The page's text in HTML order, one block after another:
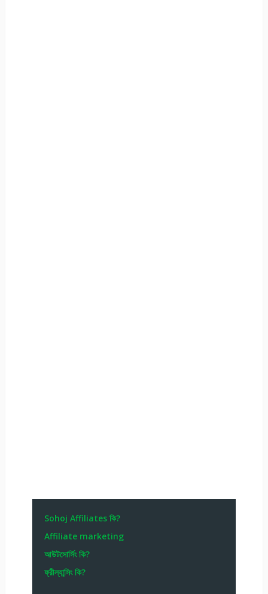
Sohoj Affiliates কি?
Affiliate marketing
আউটসোর্সিং কি?
ফ্রীল্যান্সিং কি?